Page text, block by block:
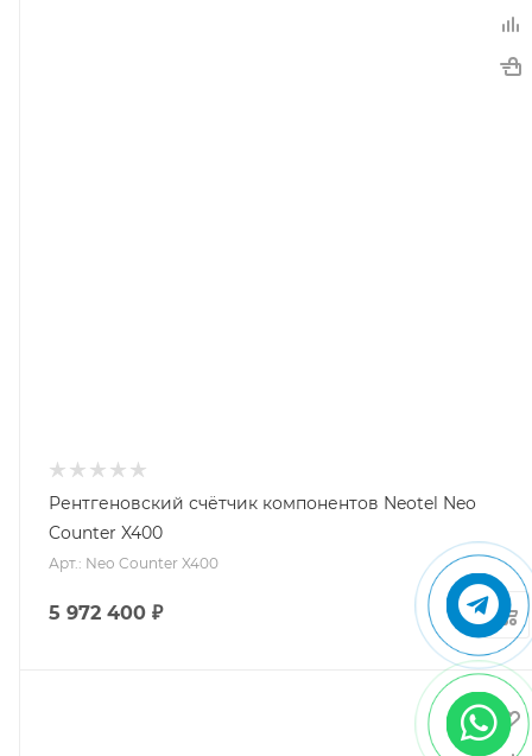
Рентгеновский счётчик компонентов Neotel Neo
Counter X400
Арт.: Neo Counter X400
5 972 400 ₽